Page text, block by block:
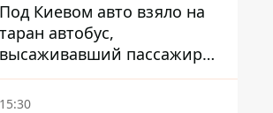
Под Киевом авто взяло на
таран автобус,
высаживавший пассажиров
на остановке - пассажир в
больнице
15:30